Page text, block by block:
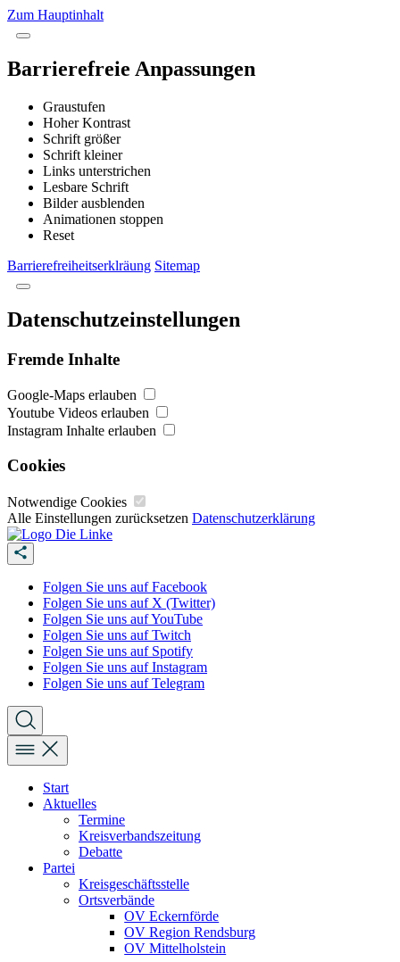
Zum Hauptinhalt
Barrierefreie Anpassungen
Graustufen
Hoher Kontrast
Schrift größer
Schrift kleiner
Links unterstrichen
Lesbare Schrift
Bilder ausblenden
Animationen stoppen
Reset
Barrierefreiheitserklräung Sitemap
Datenschutzeinstellungen
Fremde Inhalte
Google-Maps erlauben
Youtube Videos erlauben
Instagram Inhalte erlauben
Cookies
Notwendige Cookies
Alle Einstellungen zurücksetzen Datenschutzerklärung
Folgen Sie uns auf Facebook
Folgen Sie uns auf X (Twitter)
Folgen Sie uns auf YouTube
Folgen Sie uns auf Twitch
Folgen Sie uns auf Spotify
Folgen Sie uns auf Instagram
Folgen Sie uns auf Telegram
Start
Aktuelles
Termine
Kreisverbandszeitung
Debatte
Partei
Kreisgeschäftsstelle
Ortsverbände
OV Eckernförde
OV Region Rendsburg
OV Mittelholstein